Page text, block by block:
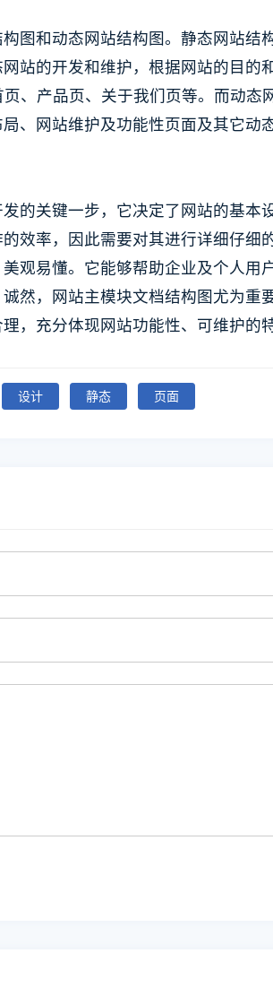
图和动态网站结构图。静态网站结
站的开发和维护，根据网站的目的
、产品页、关于我们页等。而动态
、网站维护及功能性页面及其它动
的关键一步，它决定了网站的基本
效率，因此需要对其进行详细仔细
观易懂。它能够帮助企业及个人用
然，网站主模块文档结构图尤为重
，充分体现网站功能性、可维护的特
设计 静态 页面